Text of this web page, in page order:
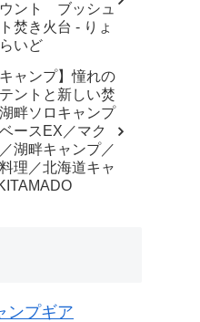
ント ブッシュ
焚き火台 - りょ
いど
キャンプ】憧れの
ントと新しい焚
畔ソロキャンプ
ースEX／マク
湖畔キャンプ／
理／北海道キャ
ンプギア